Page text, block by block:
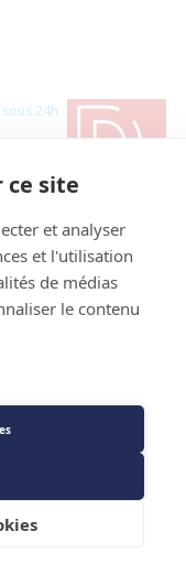
24h
25x25 -
ce site
et analyser
et l'utilisation
de médias
le contenu